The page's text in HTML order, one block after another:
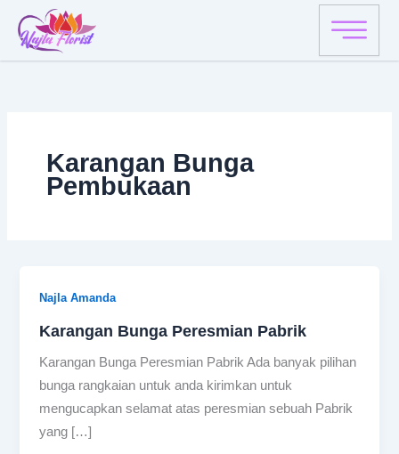
Karangan Bunga
Pembukaan
Najla Amanda
Karangan Bunga Peresmian Pabrik
Karangan Bunga Peresmian Pabrik Ada banyak pilihan
bunga rangkaian untuk anda kirimkan untuk
mengucapkan selamat atas peresmian sebuah Pabrik
yang […]